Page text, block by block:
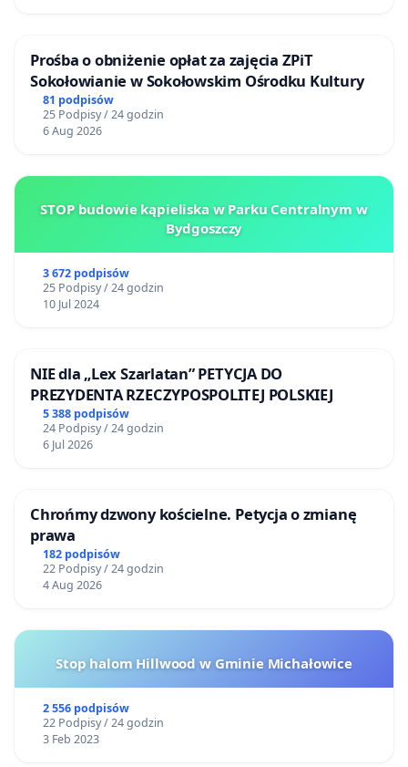
Prośba o obniżenie opłat za zajęcia ZPiT
Sokołowianie w Sokołowskim Ośrodku Kultury
81 podpisów
25 Podpisy / 24 godzin
6 Aug 2026
STOP budowie kąpieliska w Parku Centralnym w
Bydgoszczy
3 672 podpisów
25 Podpisy / 24 godzin
10 Jul 2024
NIE dla „Lex Szarlatan” PETYCJA DO
PREZYDENTA RZECZYPOSPOLITEJ POLSKIEJ
5 388 podpisów
24 Podpisy / 24 godzin
6 Jul 2026
Chrońmy dzwony kościelne. Petycja o zmianę
prawa
182 podpisów
22 Podpisy / 24 godzin
4 Aug 2026
Stop halom Hillwood w Gminie Michałowice
2 556 podpisów
22 Podpisy / 24 godzin
3 Feb 2023